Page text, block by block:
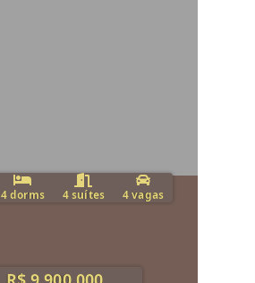
4 dorms 4 suítes 4 vagas